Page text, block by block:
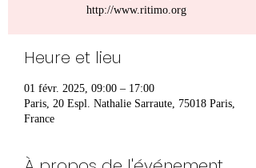
http://www.ritimo.org
Heure et lieu
01 févr. 2025, 09:00 – 17:00
Paris, 20 Espl. Nathalie Sarraute, 75018 Paris,
France